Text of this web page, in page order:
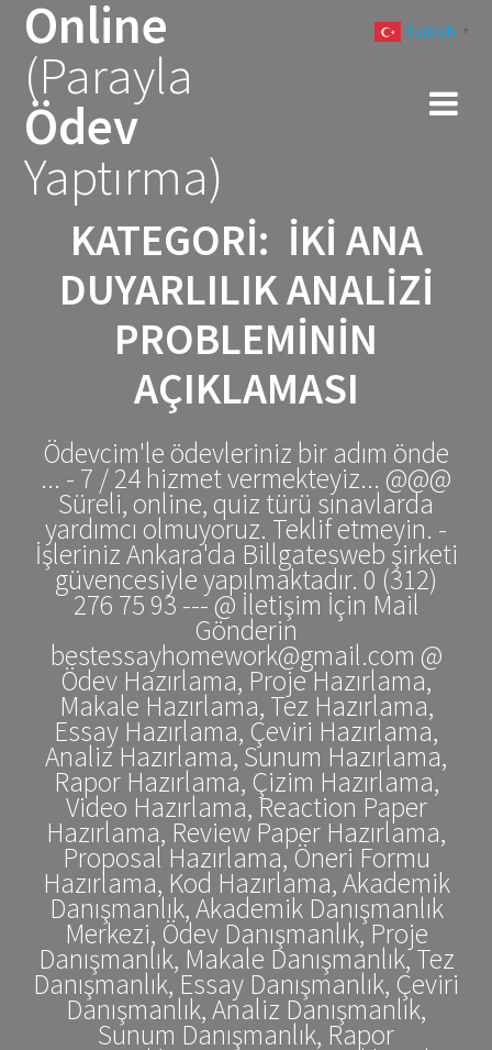
Online
(Parayla
Ödev
Yaptırma)
KATEGORI: İKİ ANA
DUYARLILIK ANALİZİ
PROBLEMİNİN
AÇIKLAMASI
Ödevcim'le ödevleriniz bir adım önde
... - 7 / 24 hizmet vermekteyiz... @@@
Süreli, online, quiz türü sınavlarda
yardımcı olmuyoruz. Teklif etmeyin. -
İşleriniz Ankara'da Billgatesweb şirketi
güvencesiyle yapılmaktadır. 0 (312)
276 75 93 --- @ İletişim İçin Mail
Gönderin
bestessayhomework@gmail.com @
Ödev Hazırlama, Proje Hazırlama,
Makale Hazırlama, Tez Hazırlama,
Essay Hazırlama, Çeviri Hazırlama,
Analiz Hazırlama, Sunum Hazırlama,
Rapor Hazırlama, Çizim Hazırlama,
Video Hazırlama, Reaction Paper
Hazırlama, Review Paper Hazırlama,
Proposal Hazırlama, Öneri Formu
Hazırlama, Kod Hazırlama, Akademik
Danışmanlık, Akademik Danışmanlık
Merkezi, Ödev Danışmanlık, Proje
Danışmanlık, Makale Danışmanlık, Tez
Danışmanlık, Essay Danışmanlık, Çeviri
Danışmanlık, Analiz Danışmanlık,
Sunum Danışmanlık, Rapor
Turkish ▼